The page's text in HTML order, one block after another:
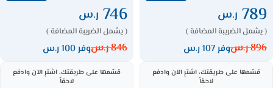
789 ر.س
( يشمل الضريبة المضافة )
896ر.سوفر 107 ر.س
قسّمها على طريقتك، اشترِ الآن وادفع
لاحقاً
746 ر.س
( يشمل الضريبة المضافة )
846ر.سوفر 100 ر.س
قسّمها على طريقتك، اشترِ الآن وادفع
لاحقاً